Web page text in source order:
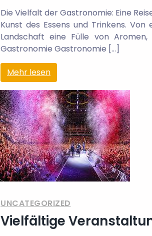
Die Vielfalt der Gastronomie: Eine
Kunst des Essens und Trinkens.
Landschaft eine Fülle von
Gastronomie Gastronomie […]
Mehr lesen
UNCATEGORIZED
Vielfältige